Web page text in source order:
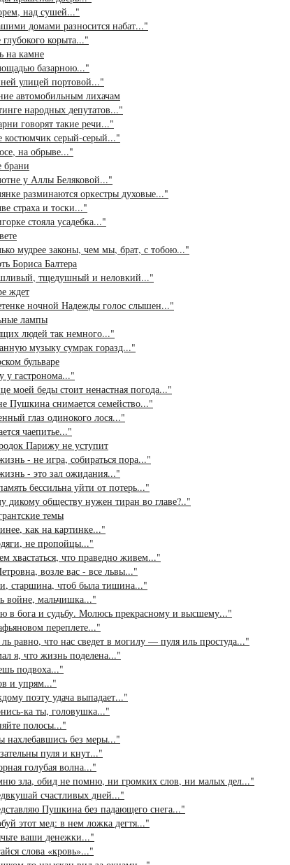
над сушей..."
домами разносится набат..."
корыта..."
на камне
базарною..."
улицей портовой..."
автомобильным лихачам
народных депутатов..."
говорят такие речи..."
костюмчик серый-серый..."
на обрыве..."
брани
у Аллы Беляковой..."
разминаются оркестры духовые..."
страха и тоски..."
стояла усадебка..."
мудрее законы, чем мы, брат, с тобою..."
Бориса Балтера
тщедушный и неловкий..."
ждет
ночной Надежды голос слышен..."
лампы
людей так немного..."
музыку сумрак горазд..."
бульваре
у гастронома..."
моей беды стоит ненастная погода..."
Пушкина снимается семейство..."
глаз одинокого лося..."
чаепитье..."
Парижу не уступит
- не игра, собираться пора..."
- это зал ожидания..."
бессильна уйти от потерь..."
дикому обществу нужен тиран во главе?.."
темы
как на картинке..."
не пропойцы..."
хвастаться, что праведно живем..."
возле вас - все львы..."
старшина, чтоб была тишина..."
войне, мальчишка..."
в бога и судьбу. Молюсь прекрасному и высшему..."
переплете..."
равно, что нас сведет в могилу — пуля иль простуда..."
я, что жизнь поделена..."
подвоха..."
и упрям..."
поэту удача выпадает..."
ка ты, головушка..."
полосы..."
нахлебавшись без меры..."
пуля и кнут..."
голубая волна..."
зла, обид не помню, ни громких слов, ни малых дел..."
счастливых дней..."
Пушкина без падающего снега..."
этот мед: в нем ложка дегтя..."
ваши денежки..."
слова «кровь»..."